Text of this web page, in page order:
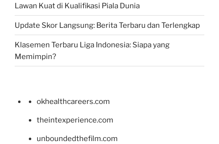
Lawan Kuat di Kualifikasi Piala Dunia
Update Skor Langsung: Berita Terbaru dan Terlengkap
Klasemen Terbaru Liga Indonesia: Siapa yang
Memimpin?
okhealthcareers.com
theintexperience.com
unboundedthefilm.com